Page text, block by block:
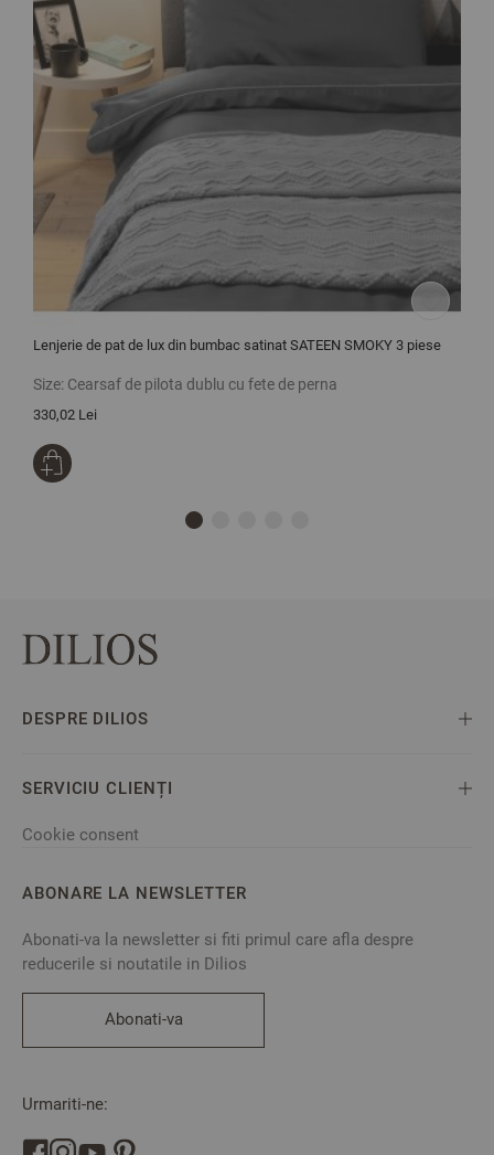
Lenjerie de pat de lux din bumbac satinat SATEEN SMOKY 3 piese
Size: Cearsaf de pilota dublu cu fete de perna
330,02 Lei
DESPRE DILIOS
SERVICIU CLIENȚI
Cookie consent
ABONARE LA NEWSLETTER
Abonati-va la newsletter si fiti primul care afla despre
reducerile si noutatile in Dilios
Abonati-va
Urmariti-ne: